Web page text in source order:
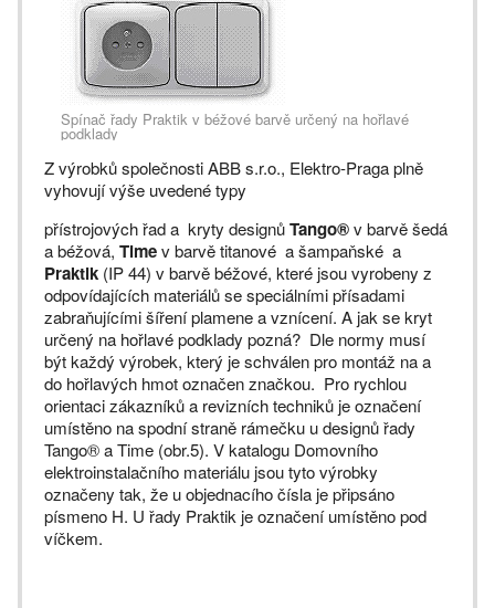
Spínač řady Praktik v béžové barvě určený na hořlavé
podklady
Z výrobků společnosti ABB s.r.o., Elektro-Praga plně
vyhovují výše uvedené typy
přístrojových řad a kryty designůTango®v barvě šedá
a béžová, Timev barvě titanové a šampaňské a
Praktik (IP 44) v barvě béžové, které jsou vyrobeny z
odpovídajících materiálů se speciálními přísadami
zabraňujícími šíření plamene a vznícení. A jak se kryt
určený na hořlavé podklady pozná? Dle normy musí
být každý výrobek, který je schválen pro montáž na a
do hořlavých hmot označen značkou. Pro rychlou
orientaci zákazníků a revizních techniků je označení
umístěno na spodní straně rámečku u designů řady
Tango® a Time (obr.5). V katalogu Domovního
elektroinstalačního materiálu jsou tyto výrobky
označeny tak, že u objednacího čísla je připsáno
písmeno H. U řady Praktik je označení umístěno pod
víčkem.